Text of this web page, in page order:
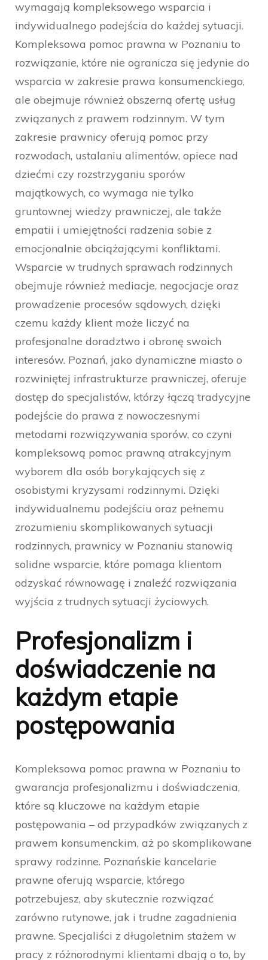
wymagają kompleksowego wsparcia i
indywidualnego podejścia do każdej sytuacji.
Kompleksowa pomoc prawna w Poznaniu to
rozwiązanie, które nie ogranicza się jedynie do
wsparcia w zakresie prawa konsumenckiego,
ale obejmuje również obszerną ofertę usług
związanych z prawem rodzinnym. W tym
zakresie prawnicy oferują pomoc przy
rozwodach, ustalaniu alimentów, opiece nad
dziećmi czy rozstrzyganiu sporów
majątkowych, co wymaga nie tylko
gruntownej wiedzy prawniczej, ale także
empatii i umiejętności radzenia sobie z
emocjonalnie obciążającymi konfliktami.
Wsparcie w trudnych sprawach rodzinnych
obejmuje również mediacje, negocjacje oraz
prowadzenie procesów sądowych, dzięki
czemu każdy klient może liczyć na
profesjonalne doradztwo i obronę swoich
interesów. Poznań, jako dynamiczne miasto o
rozwiniętej infrastrukturze prawniczej, oferuje
dostęp do specjalistów, którzy łączą tradycyjne
podejście do prawa z nowoczesnymi
metodami rozwiązywania sporów, co czyni
kompleksową pomoc prawną atrakcyjnym
wyborem dla osób borykających się z
osobistymi kryzysami rodzinnymi. Dzięki
indywidualnemu podejściu oraz pełnemu
zrozumieniu skomplikowanych sytuacji
rodzinnych, prawnicy w Poznaniu stanowią
solidne wsparcie, które pomaga klientom
odzyskać równowagę i znaleźć rozwiązania
wyjścia z trudnych sytuacji życiowych.
Profesjonalizm i
doświadczenie na
każdym etapie
postępowania
Kompleksowa pomoc prawna w Poznaniu to
gwarancja profesjonalizmu i doświadczenia,
które są kluczowe na każdym etapie
postępowania – od przypadków związanych z
prawem konsumenckim, aż po skomplikowane
sprawy rodzinne. Poznańskie kancelarie
prawne oferują wsparcie, którego
potrzebujesz, aby skutecznie rozwiązać
zarówno rutynowe, jak i trudne zagadnienia
prawne. Specjaliści z długoletnim stażem w
pracy z różnorodnymi klientami dbają o to, by